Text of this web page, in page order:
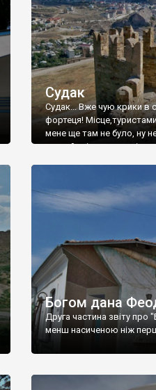
Судак
Судак... Вже чую крики в
фортеця!
мене ще там не було, ну
принаймні до цього літа.
Богом дана
Друга частина звіту про
менш насиченою ніж